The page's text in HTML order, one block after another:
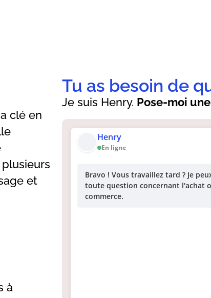
clé en
et
à
Henry
En ligne
Bravo ! Vous travaillez tard ? Je
toute question concernant l'achat
commerce.
Je suis Henry. Pose-moi
Tu as besoin de